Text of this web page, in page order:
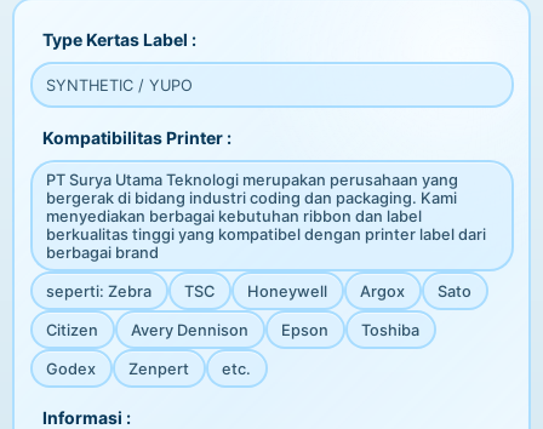
Type Kertas Label :
SYNTHETIC / YUPO
Kompatibilitas Printer :
PT Surya Utama Teknologi merupakan perusahaan yang
bergerak di bidang industri coding dan packaging. Kami
menyediakan berbagai kebutuhan ribbon dan label
berkualitas tinggi yang kompatibel dengan printer label dari
berbagai brand
seperti: Zebra TSC Honeywell Argox Sato
Citizen Avery Dennison Epson Toshiba
Godex Zenpert etc.
Informasi :